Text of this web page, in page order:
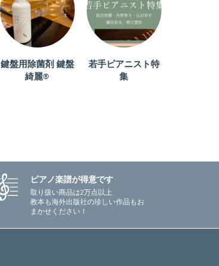
鍵盤用除菌剤 鍵盤
綺麗®
若手ピアニスト特
集
ピアノ楽譜が得意です
取り扱い商品は2万点以上
教本も海外出版社の珍しい作品もお
まかせください！